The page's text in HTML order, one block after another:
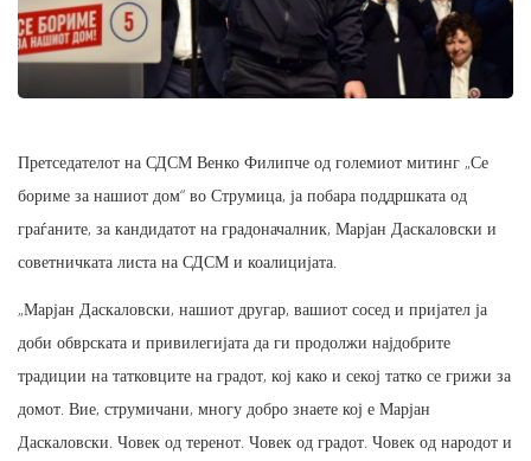
Претседателот на СДСМ Венко Филипче од големиот митинг „Се
бориме за нашиот дом“ во Струмица, ја побара поддршката од
граѓаните, за кандидатот на градоначалник, Марјан Даскаловски и
советничката листа на СДСМ и коалицијата.
„Марјан Даскаловски, нашиот другар, вашиот сосед и пријател ја
доби обврската и привилегијата да ги продолжи најдобрите
традиции на татковците на градот, кој како и секој татко се грижи за
домот. Вие, струмичани, многу добро знаете кој е Марјан
Даскаловски. Човек од теренот. Човек од градот. Човек од народот и